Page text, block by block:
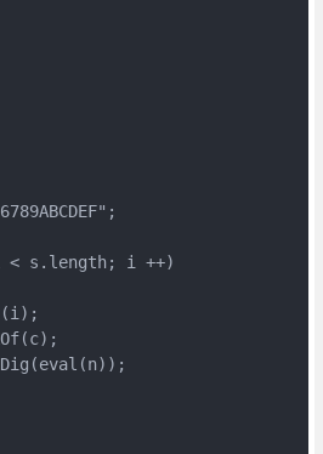
< s.length; i ++)